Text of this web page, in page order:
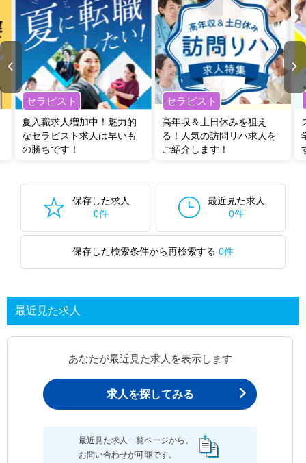
セラピスト
夏入職求人増加中！魅力的
なセラピスト求人は早いも
の勝ちです！
セラピスト
高年収＆土日休みを狙え
る！人気の訪問リハ求人を
ご紹介します！
保存した求人
0件
最近見た求人
0件
保存した検索条件から再検索する 0件
最近見た求人
あなたが最近見た求人を表示します
求人を探してみる
最近見た求人一覧ページから、
お問い合わせが可能です。